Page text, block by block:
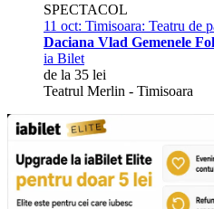
SPECTACOL
11 oct: Timisoara: Teatru de
Daciana Vlad Gemenele
ia Bilet
de la 35 lei
Teatrul Merlin - Timisoara